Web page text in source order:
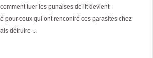
tuer les punaises de lit devient
pour ceux qui ont rencontré ces parasites chez
détruire ...